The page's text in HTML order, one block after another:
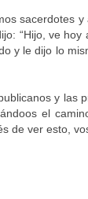
sacerdotes
“Hijo, ve
y le dijo lo
y las
el
de ver esto,